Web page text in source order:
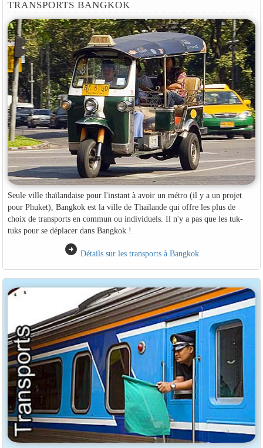
TRANSPORTS BANGKOK
Seule ville thaïlandaise pour l'instant à avoir un métro (il y a un projet
pour Phuket), Bangkok est la ville de Thaïlande qui offre les plus de
choix de transports en commun ou individuels. Il n'y a pas que les tuk-
tuks pour se déplacer dans Bangkok !
arrow_circle_right Détails sur les transports à Bangkok